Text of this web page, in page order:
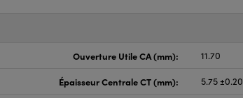
Ouverture Utile CA (mm): 11.70
Épaisseur Centrale CT (mm): 5.75 ±0.20